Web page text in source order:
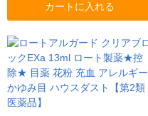
カートに入れる